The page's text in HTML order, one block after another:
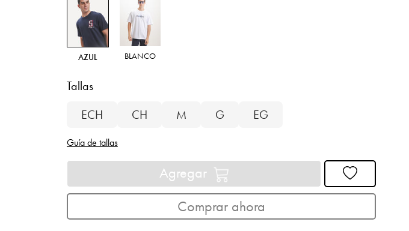
AZUL BLANCO
Tallas
ECH
CH M G EG
Guía de tallas
Agregar
Comprar ahora